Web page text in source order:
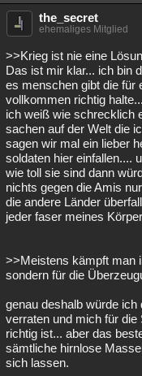
the_secret
ehemaliges Mitglied
>>Krieg ist nie eine
Das ist mir klar... ich bin
es menschen gibt die für
vollkommen richtig
ich weiß wie schrecklich
sachen auf der Welt die
sagen wir mal ein lieber
soldaten hier einfallen....
wie toll sie sind dann
nichts gegen die Amis
die andere Länder
jeder faser meines
>>Meistens kämpft man
sondern für die
genau deshalb würde
verraten und mich für die
richtig ist... aber das
sämtliche hirnlose
sich lassen.